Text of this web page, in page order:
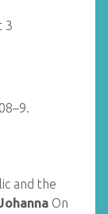
3
and the
On